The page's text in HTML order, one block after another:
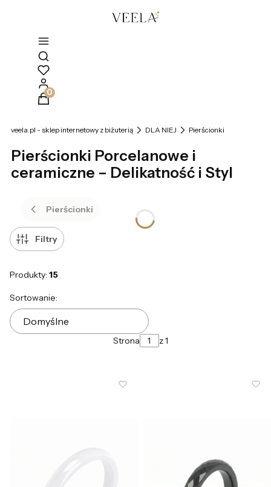
Otwórz wyszukiwarkę
Produkty w koszyku: 0. Zobacz szczegóły
veela.pl - sklep internetowy z biżuterią DLA NIEJ Pierścionki
Pierścionki Porcelanowe i
ceramiczne – Delikatność i Styl
Pierścionki
Filtry
Produkty: 15
Lista produktów
Sortowanie:
Domyślne
Strona z 1